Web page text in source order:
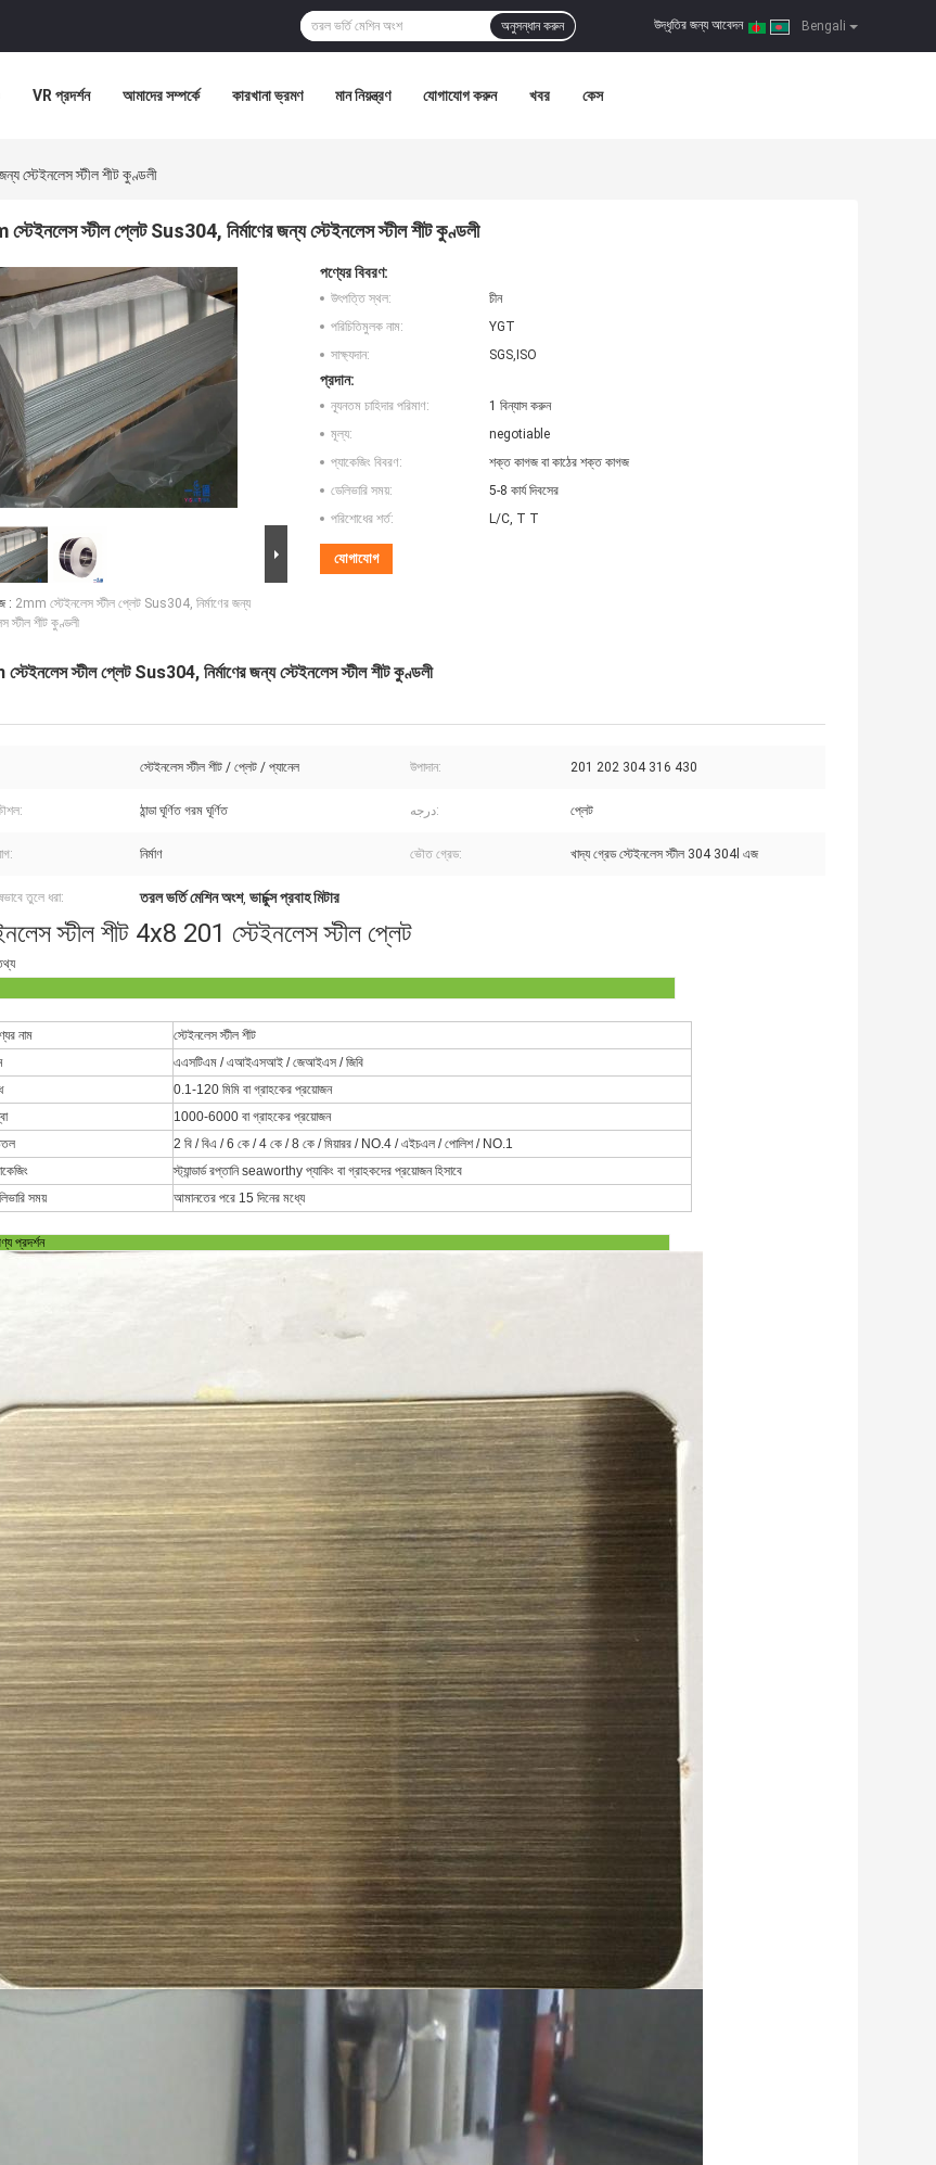
Bengali
উদ্ধৃতির জন্য আবেদন |
অনুসন্ধান করুন
VR প্রদর্শন আমাদের সম্পর্কে কারখানা ভ্রমণ মান নিয়ন্ত্রণ যোগাযোগ করুন খবর কেস
স্টেইনলেস স্টীল শীট কুণ্ডলী
স্টীল প্লেট Sus304, নির্মাণের জন্য স্টেইনলেস স্টীল শীট কুণ্ডলী
: 2mm স্টেইনলেস স্টীল প্লেট Sus304, নির্মাণের জন্য
স্টীল শীট কুণ্ডলী
পণ্যের বিবরণ:
উৎপত্তি স্থল:
চীন
পরিচিতিমুলক নাম:
YGT
সাক্ষ্যদান:
SGS,ISO
প্রদান:
ন্যূনতম চাহিদার পরিমাণ:
1 বিন্যাস করুন
মূল্য:
negotiable
প্যাকেজিং বিবরণ:
শক্ত কাগজ বা কাঠের শক্ত কাগজ
ডেলিভারি সময়:
5-8 কার্য দিবসের
পরিশোধের শর্ত:
L/C, T T
যোগাযোগ
স্টীল প্লেট Sus304, নির্মাণের জন্য স্টেইনলেস স্টীল শীট কুণ্ডলী
স্টেইনলেস স্টীল শীট / প্লেট / প্যানেল উপাদান: 201 202 304 316 430
ঠান্ডা ঘূর্ণিত গরম ঘূর্ণিত درجه: প্লেট
নির্মাণ ভৌত গ্রেড: খাদ্য গ্রেড স্টেইনলেস স্টীল 304 304l এজ
তুলে ধরা: তরল ভর্তি মেশিন অংশ, ভার্চুক্স প্রবাহ মিটার
স্টীল শীট 4x8 201 স্টেইনলেস স্টীল প্লেট
নাম
স্টেইনলেস স্টীল শীট
এএসটিএম / এআইএসআই / জেআইএস / জিবি
0.1-120 মিমি বা গ্রাহকের প্রয়োজন
1000-6000 বা গ্রাহকের প্রয়োজন
2 বি / বিএ / 6 কে / 4 কে / 8 কে / মিয়ারর / NO.4 / এইচএল / পোলিশ / NO.1
স্ট্যান্ডার্ড রপ্তানি seaworthy প্যাকিং বা গ্রাহকদের প্রয়োজন হিসাবে
সময়
আমানতের পরে 15 দিনের মধ্যে
প্রদর্শন